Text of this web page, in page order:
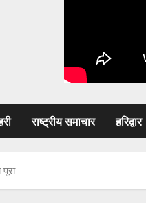
राष्ट्रीय समाचार हरिद्वार